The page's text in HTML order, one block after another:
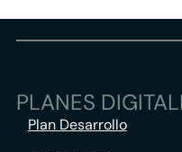
PLANES
Plan Desarrollo